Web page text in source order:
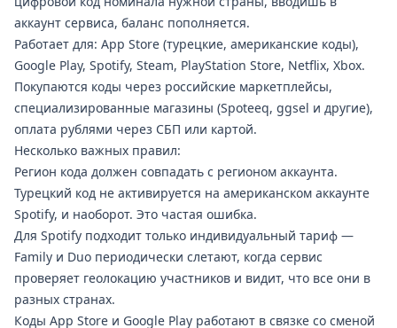
аккаунт сервиса, баланс пополняется.
Работает для: App Store (турецкие, американские коды),
Google Play, Spotify, Steam, PlayStation Store, Netflix, Xbox.
Покупаются коды через российские маркетплейсы,
специализированные магазины (Spoteeq, ggsel и другие),
оплата рублями через СБП или картой.
Несколько важных правил:
Регион кода должен совпадать с регионом аккаунта.
Турецкий код не активируется на американском аккаунте
Spotify, и наоборот. Это частая ошибка.
Для Spotify подходит только индивидуальный тариф —
Family и Duo периодически слетают, когда сервис
проверяет геолокацию участников и видит, что все они в
разных странах.
Коды App Store и Google Play работают в связке со сменой